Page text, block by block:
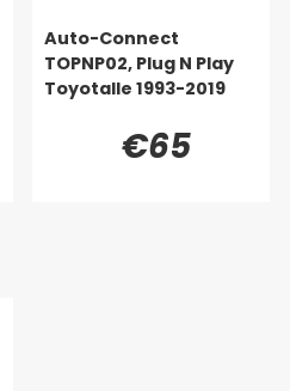
Auto-Connect
TOPNP02, Plug N Play
Toyotalle 1993-2019
€65